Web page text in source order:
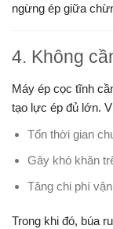
ngừng ép giữa
4. Không
Máy ép cọc tĩnh
tạo lực ép đủ lớn.
Tốn thời gian
Gây khó khăn
Tăng chi phí
Trong khi đó, búa